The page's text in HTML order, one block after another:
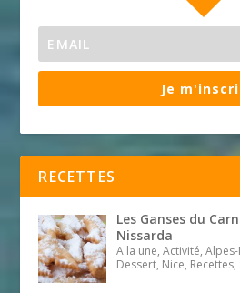
Je
RECETTES
Les Ganses du
Nissarda
A la une, Activité,
Dessert, Nice, Recettes,